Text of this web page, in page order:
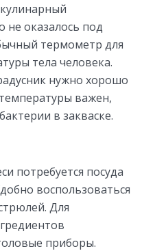
не оказалось под
термометр для
тела человека.
нужно хорошо
важен,
в закваске.
потребуется посуда
воспользоваться
Для
приборы.